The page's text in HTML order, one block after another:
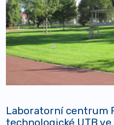
Laboratorní centrum
technologické UTB